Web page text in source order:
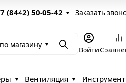
(8442) 50-05-42 Заказать
магазину ПоискВойти
Вентиляция